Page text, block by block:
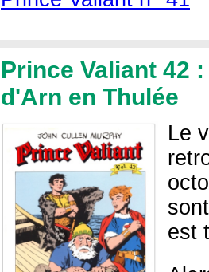
Prince Valiant 42
d'Arn en Thulée
Le
est